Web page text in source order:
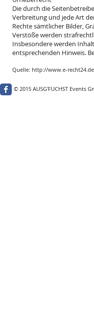
Die durch die
Verbreitung und jede Art
Rechte sämtlicher Bilder,
Verstöße werden
Insbesondere werden
entsprechenden Hinweis.
Quelle: http://www.e-
© 2015 AUSG'FUCHST Events